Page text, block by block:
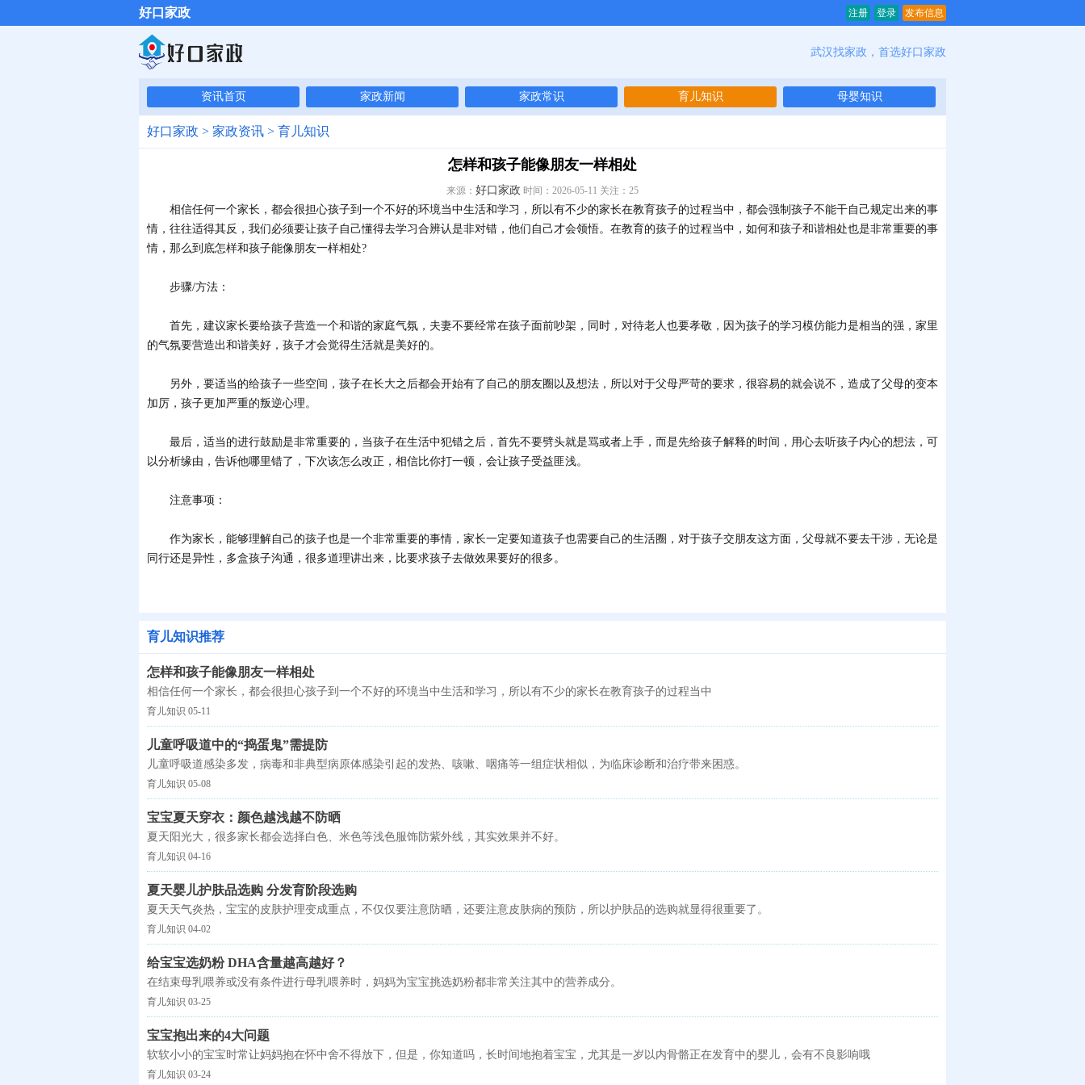
注册 登录 发布信息
好口家政
武汉找家政，首选好口家政
资讯首页 家政新闻 家政常识 育儿知识 母婴知识
好口家政 > 家政资讯 > 育儿知识
怎样和孩子能像朋友一样相处
来源： 好口家政 时间：2026-05-11 关注： 25
相信任何一个家长，都会很担心孩子到一个不好的环境当中生活和学习，所以有不少的家长在教育孩子的过程当中，都会强制孩子不能干自己规定出来的事
情，往往适得其反，我们必须要让孩子自己懂得去学习合辨认是非对错，他们自己才会领悟。在教育的孩子的过程当中，如何和孩子和谐相处也是非常重要的事
情，那么到底怎样和孩子能像朋友一样相处?
步骤/方法：
首先，建议家长要给孩子营造一个和谐的家庭气氛，夫妻不要经常在孩子面前吵架，同时，对待老人也要孝敬，因为孩子的学习模仿能力是相当的强，家里
的气氛要营造出和谐美好，孩子才会觉得生活就是美好的。
另外，要适当的给孩子一些空间，孩子在长大之后都会开始有了自己的朋友圈以及想法，所以对于父母严苛的要求，很容易的就会说不，造成了父母的变本
加厉，孩子更加严重的叛逆心理。
最后，适当的进行鼓励是非常重要的，当孩子在生活中犯错之后，首先不要劈头就是骂或者上手，而是先给孩子解释的时间，用心去听孩子内心的想法，可
以分析缘由，告诉他哪里错了，下次该怎么改正，相信比你打一顿，会让孩子受益匪浅。
注意事项：
作为家长，能够理解自己的孩子也是一个非常重要的事情，家长一定要知道孩子也需要自己的生活圈，对于孩子交朋友这方面，父母就不要去干涉，无论是
同行还是异性，多盒孩子沟通，很多道理讲出来，比要求孩子去做效果要好的很多。
育儿知识推荐
怎样和孩子能像朋友一样相处
相信任何一个家长，都会很担心孩子到一个不好的环境当中生活和学习，所以有不少的家长在教育孩子的过程当中
育儿知识 05-11
儿童呼吸道中的“捣蛋鬼”需提防
儿童呼吸道感染多发，病毒和非典型病原体感染引起的发热、咳嗽、咽痛等一组症状相似，为临床诊断和治疗带来困惑。
育儿知识 05-08
宝宝夏天穿衣：颜色越浅越不防晒
夏天阳光大，很多家长都会选择白色、米色等浅色服饰防紫外线，其实效果并不好。
育儿知识 04-16
夏天婴儿护肤品选购 分发育阶段选购
夏天天气炎热，宝宝的皮肤护理变成重点，不仅仅要注意防晒，还要注意皮肤病的预防，所以护肤品的选购就显得很重要了。
育儿知识 04-02
给宝宝选奶粉 DHA含量越高越好？
在结束母乳喂养或没有条件进行母乳喂养时，妈妈为宝宝挑选奶粉都非常关注其中的营养成分。
育儿知识 03-25
宝宝抱出来的4大问题
软软小小的宝宝时常让妈妈抱在怀中舍不得放下，但是，你知道吗，长时间地抱着宝宝，尤其是一岁以内骨骼正在发育中的婴儿，会有不良影响哦
育儿知识 03-24